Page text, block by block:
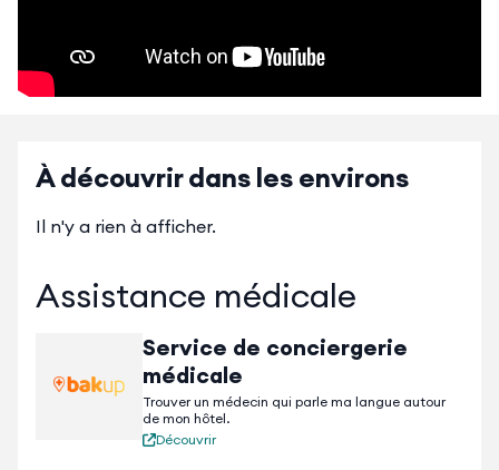
jusqu'à 20 personnes !
Notre restaurant, ouvert du lundi au vendredi, vous
privé fermé et sécurisé entoure l'hôtel, ouvert 24h/24
À découvrir dans les environs
Il n'y a rien à afficher.
Assistance médicale
Service de conciergerie
médicale
Trouver un médecin qui parle ma langue autour
de mon hôtel.
Découvrir